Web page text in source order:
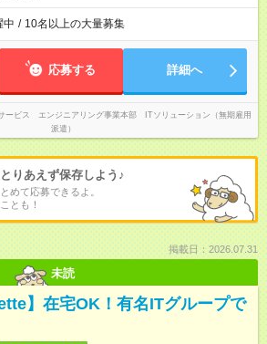
中 / 10名以上の大量募集
応募する 詳細へ
ービス エンジニアリング事業本部 ITソリューション（無期雇用
派遣）
りあえず保存しよう♪
めて応募できるよ。
とも！
掲載日：2026.07.31
未読
】在宅OK！有名ITグループで